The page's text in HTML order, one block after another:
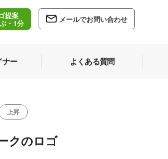
提案
・1分
メールでお問い合わせ
ナー よくある質問
上昇
クのロゴ